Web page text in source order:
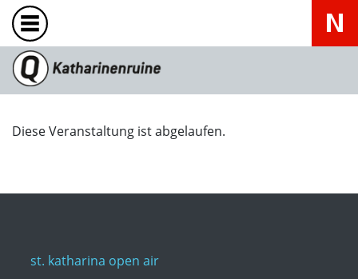
Diese Veranstaltung ist abgelaufen.
st. katharina open air